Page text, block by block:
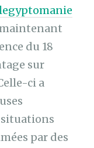
du 18
sur
ci a
situations
par des